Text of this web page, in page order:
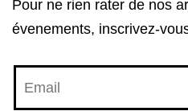
Pour ne rien rater de nos
évenements, inscrivez-